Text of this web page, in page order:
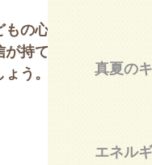
の心持
持てる
う。...
真夏の
エネル